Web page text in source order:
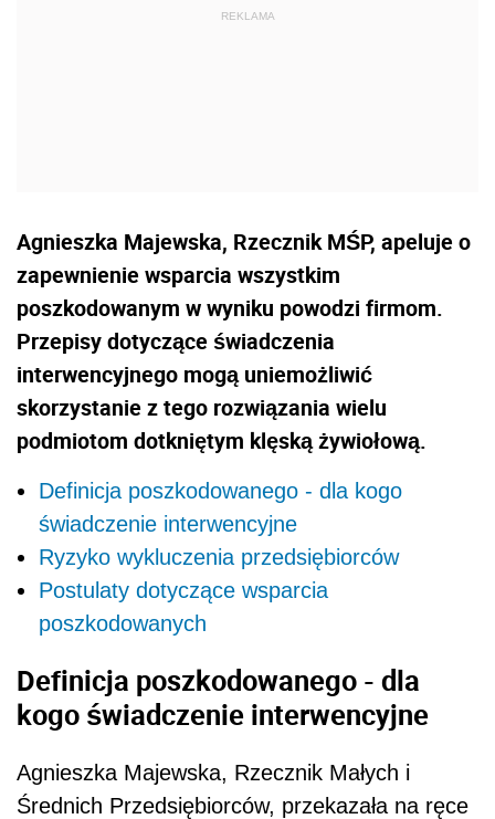
Agnieszka Majewska, Rzecznik MŚP, apeluje o
zapewnienie wsparcia wszystkim
poszkodowanym w wyniku powodzi firmom.
Przepisy dotyczące świadczenia
interwencyjnego mogą uniemożliwić
skorzystanie z tego rozwiązania wielu
podmiotom dotkniętym klęską żywiołową.
Definicja poszkodowanego - dla kogo
świadczenie interwencyjne
Ryzyko wykluczenia przedsiębiorców
Postulaty dotyczące wsparcia
poszkodowanych
Definicja poszkodowanego - dla
kogo świadczenie interwencyjne
Agnieszka Majewska, Rzecznik Małych i
Średnich Przedsiębiorców, przekazała na ręce